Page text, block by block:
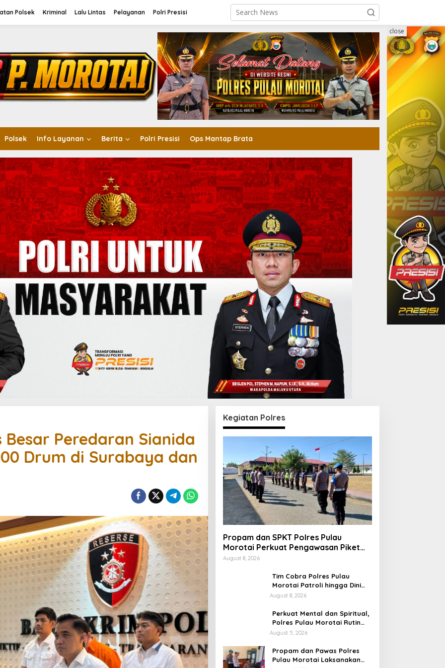
Polsek Kriminal Lalu Lintas Pelayanan Polri Presisi
Polsek Info Layanan Berita Polri Presisi Ops Mantap Brata
close
Besar Peredaran Sianida
Drum di Surabaya dan
Kegiatan Polres
Propam dan SPKT Polres Pulau
Morotai Perkuat Pengawasan Piket
dan Pelayanan Masyarakat Selama
August 8, 2026
Tim Cobra Polres Pulau
Morotai Patroli hingga Dini
Hari, Cegah Miras dan
August 8, 2026
Perkuat Mental dan Spiritual,
Polres Pulau Morotai Rutin
Gelar Binrohtal untuk Bentuk
August 5, 2026
Propam dan Pawas Polres
Pulau Morotai Laksanakan